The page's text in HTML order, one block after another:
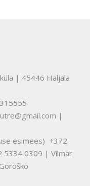
| 45446 Haljala
|
esimees) +372
5334 0309 | Vilmar